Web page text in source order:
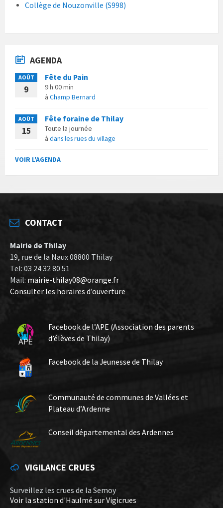
Collège de Nouzonville (S998)
AGENDA
AOÛT
9
Fête du Pain
9 h 00 min
à Champ Bernard
AOÛT
15
Fête foraine de Thilay
Toute la journée
à dans les rues du village
VOIR L'AGENDA
CONTACT
Mairie de Thilay
19, rue de la Naux 08800 Thilay
Tel: 03 24 32 80 51
Mail: mairie-thilay08@orange.fr
Consulter les horaires d’ouverture
Facebook de l’APE (Association des parents
d’élèves de Thilay)
Facebook de la Jeunesse de Thilay
Communauté de communes de Vallées et
Plateau d’Ardenne
Conseil départemental des Ardennes
VIGILANCE CRUES
Surveillez les crues de la Semoy
Voir la station d'Haulmé sur Vigicrues